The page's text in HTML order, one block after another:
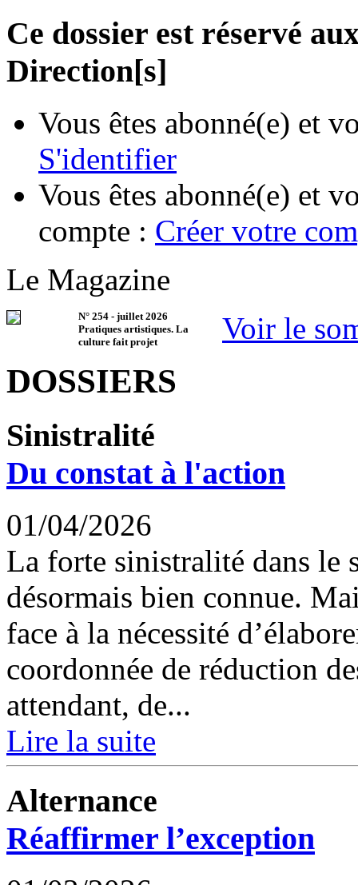
Ce dossier est réservé
Direction[s]
Vous êtes abonné(e) et
S'identifier
Vous êtes abonné(e) et
compte : Créer votre
Le Magazine
N° 254 - juillet 2026
Pratiques artistiques. La
culture fait projet
Voir le
DOSSIERS
Sinistralité
Du constat à l'action
01/04/2026
La forte sinistralité dans le
désormais bien connue.
face à la nécessité
coordonnée de réduction
attendant, de...
Lire la suite
Alternance
Réaffirmer l’exception